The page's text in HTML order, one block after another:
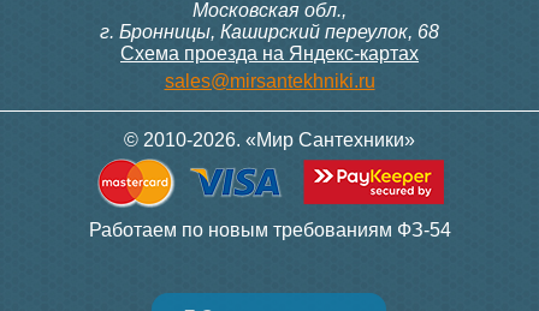
Московская обл.,
г. Бронницы, Каширский переулок, 68
Схема проезда на Яндекс-картах
sales@mirsantekhniki.ru
© 2010-2026. «Мир Сантехники»
Работаем по новым требованиям ФЗ-54